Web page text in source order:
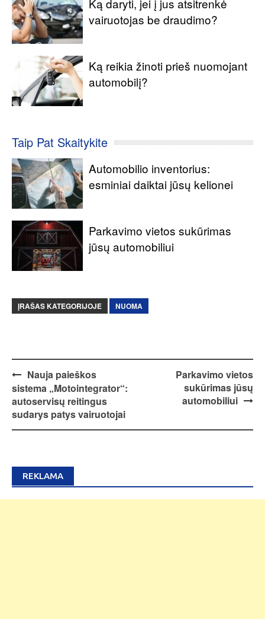
vairuotojas be draudimo?
Ką reikia žinoti prieš nuomojant
automobilį?
Taip Pat Skaitykite
Automobilio inventorius:
esminiai daiktai jūsų kelionei
Parkavimo vietos sukūrimas
jūsų automobiliui
ĮRAŠAS KATEGORIJOJE NUOMA
Post
navigation
Nauja paieškos
sistema „Motointegrator“:
autoservisų reitingus
sudarys patys vairuotojai
Parkavimo vietos
sukūrimas jūsų
automobiliui
REKLAMA